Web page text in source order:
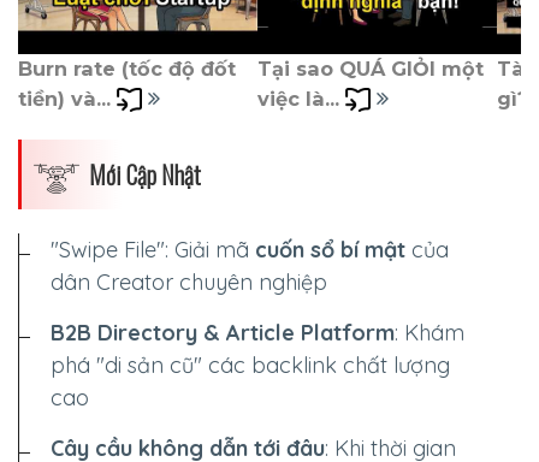
Burn rate (tốc độ đốt
tiền) và...
Tại sao QUÁ GIỎI một
việc là...
Tài
gì?
Mới Cập Nhật
"Swipe File": Giải mã cuốn sổ bí mật của
dân Creator chuyên nghiệp
B2B Directory & Article Platform: Khám
phá "di sản cũ" các backlink chất lượng
cao
Cây cầu không dẫn tới đâu: Khi thời gian